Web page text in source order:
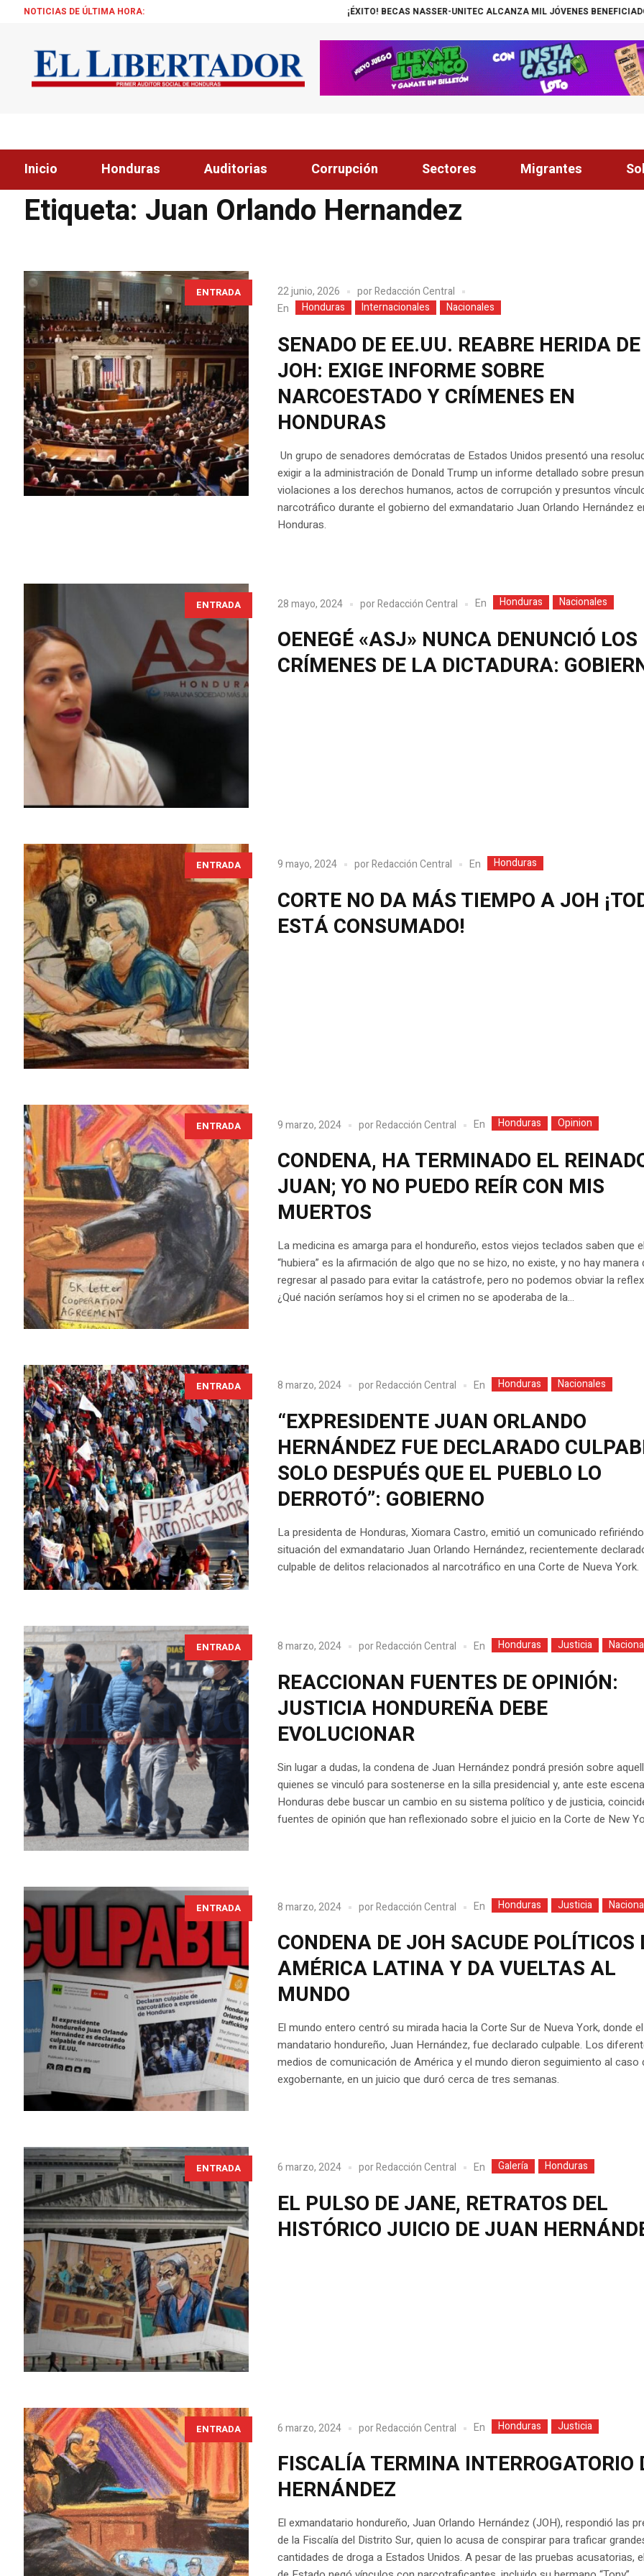
NOTICIAS DE ÚLTIMA HORA: ¡ÉXITO! BECAS NASSER-UNITEC ALCANZA MIL JÓVENES BENEFICIADOS ¡INSÓLITO!
Inicio Honduras Auditorias Corrupción Sectores Migrantes
Etiqueta: Juan Orlando Hernandez
ENTRADA 22 junio, 2026 porRedacción Central
En
Honduras Internacionales Nacionales
SENADO DE EE.UU. REABRE HERIDA DE
JOH: EXIGE INFORME SOBRE
NARCOESTADO Y CRÍMENES EN
HONDURAS
Un grupo de senadores demócratas de Estados Unidos presentó una
exigir a la administración de Donald Trump un informe detallado sobre
violaciones a los derechos humanos, actos de corrupción y presuntos
narcotráfico durante el gobierno del exmandatario Juan Orlando Hernández
Honduras.
ENTRADA 28 mayo, 2024 porRedacción Central En Honduras Nacionales
OENEGÉ «ASJ» NUNCA DENUNCIÓ LOS
CRÍMENES DE LA DICTADURA:
ENTRADA 9 mayo, 2024 porRedacción Central En Honduras
CORTE NO DA MÁS TIEMPO A JOH
ESTÁ CONSUMADO!
ENTRADA 9 marzo, 2024 porRedacción Central En Honduras Opinion
CONDENA, HA TERMINADO EL
JUAN; YO NO PUEDO REÍR CON MIS
MUERTOS
La medicina es amarga para el hondureño, estos viejos teclados saben que el
“hubiera” es la afirmación de algo que no se hizo, no existe, y no hay manera
regresar al pasado para evitar la catástrofe, pero no podemos obviar la
¿Qué nación seríamos hoy si el crimen no se apoderaba de la...
ENTRADA 8 marzo, 2024 porRedacción Central En Honduras Nacionales
“EXPRESIDENTE JUAN ORLANDO
HERNÁNDEZ FUE DECLARADO
SOLO DESPUÉS QUE EL PUEBLO LO
DERROTÓ”: GOBIERNO
La presidenta de Honduras, Xiomara Castro, emitió un comunicado
situación del exmandatario Juan Orlando Hernández, recientemente
culpable de delitos relacionados al narcotráfico en una Corte de Nueva York.
ENTRADA 8 marzo, 2024 porRedacción Central En Honduras Justicia
REACCIONAN FUENTES DE OPINIÓN:
JUSTICIA HONDUREÑA DEBE
EVOLUCIONAR
Sin lugar a dudas, la condena de Juan Hernández pondrá presión sobre
quienes se vinculó para sostenerse en la silla presidencial y, ante este
Honduras debe buscar un cambio en su sistema político y de justicia,
fuentes de opinión que han reflexionado sobre el juicio en la Corte de New
ENTRADA 8 marzo, 2024 porRedacción Central En Honduras Justicia
CONDENA DE JOH SACUDE POLÍTICOS
AMÉRICA LATINA Y DA VUELTAS AL
MUNDO
El mundo entero centró su mirada hacia la Corte Sur de Nueva York, donde
mandatario hondureño, Juan Hernández, fue declarado culpable. Los
medios de comunicación de América y el mundo dieron seguimiento al caso
exgobernante, en un juicio que duró cerca de tres semanas.
ENTRADA 6 marzo, 2024 porRedacción Central En Galería Honduras
EL PULSO DE JANE, RETRATOS DEL
HISTÓRICO JUICIO DE JUAN
ENTRADA 6 marzo, 2024 porRedacción Central En Honduras Justicia
FISCALÍA TERMINA INTERROGATORIO
HERNÁNDEZ
El exmandatario hondureño, Juan Orlando Hernández (JOH), respondió las
de la Fiscalía del Distrito Sur, quien lo acusa de conspirar para traficar
cantidades de droga a Estados Unidos. A pesar de las pruebas acusatorias,